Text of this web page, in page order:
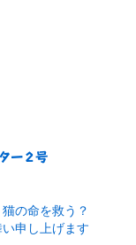
ー２号
の命を救う？
申し上げます